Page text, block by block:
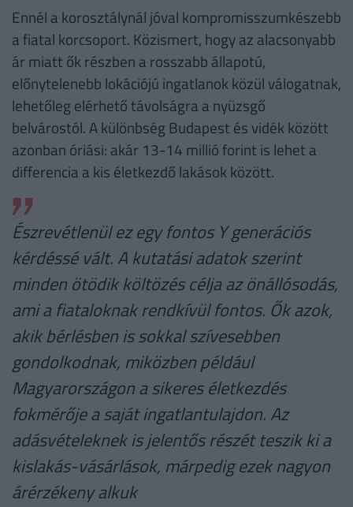
Ennél a korosztálynál jóval kompromisszumkészebb
a fiatal korcsoport. Közismert, hogy az alacsonyabb
ár miatt ők részben a rosszabb állapotú,
előnytelenebb lokációjú ingatlanok közül válogatnak,
lehetőleg elérhető távolságra a nyüzsgő
belvárostól. A különbség Budapest és vidék között
azonban óriási: akár 13-14 millió forint is lehet a
differencia a kis életkezdő lakások között.
Észrevétlenül ez egy fontos Y generációs
kérdéssé vált. A kutatási adatok szerint
minden ötödik költözés célja az önállósodás,
ami a fiataloknak rendkívül fontos. Ők azok,
akik bérlésben is sokkal szívesebben
gondolkodnak, miközben például
Magyarországon a sikeres életkezdés
fokmérője a saját ingatlantulajdon. Az
adásvételeknek is jelentős részét teszik ki a
kislakás-vásárlások, márpedig ezek nagyon
árérzékeny alkuk